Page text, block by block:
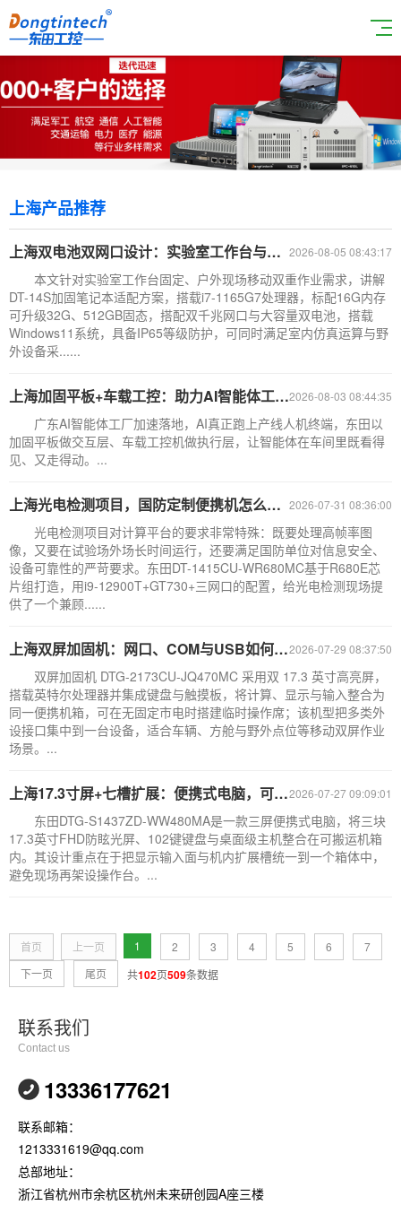
上海产品推荐
2026-08-05 08:43:17
上海双电池双网口设计：实验室工作台与外勤现场两用加固笔记本机型
本文针对实验室工作台固定、户外现场移动双重作业需求，讲解
DT-14S加固笔记本适配方案，搭载i7-1165G7处理器，标配16G内存
可升级32G、512GB固态，搭配双千兆网口与大容量双电池，搭载
Windows11系统，具备IP65等级防护，可同时满足室内仿真运算与野
外设备采......
2026-08-03 08:44:35
上海加固平板+车载工控：助力AI智能体工厂落地
广东AI智能体工厂加速落地，AI真正跑上产线人机终端，东田以
加固平板做交互层、车载工控机做执行层，让智能体在车间里既看得
见、又走得动。...
2026-07-31 08:36:00
上海光电检测项目，国防定制便携机怎么选？
光电检测项目对计算平台的要求非常特殊：既要处理高帧率图
像，又要在试验场外场长时间运行，还要满足国防单位对信息安全、
设备可靠性的严苛要求。东田DT-1415CU-WR680MC基于R680E芯
片组打造，用i9-12900T+GT730+三网口的配置，给光电检测现场提
供了一个兼顾......
2026-07-29 08:37:50
上海双屏加固机：网口、COM与USB如何按外设匹配｜DTG-2173CU-JQ470MC
双屏加固机 DTG-2173CU-JQ470MC 采用双 17.3 英寸高亮屏，
搭载英特尔处理器并集成键盘与触摸板，将计算、显示与输入整合为
同一便携机箱，可在无固定市电时搭建临时操作席；该机型把多类外
设接口集中到一台设备，适合车辆、方舱与野外点位等移动双屏作业
场景。...
2026-07-27 09:09:01
上海17.3寸屏+七槽扩展：便携式电脑，可移动至强平台
东田DTG-S1437ZD-WW480MA是一款三屏便携式电脑，将三块
17.3英寸FHD防眩光屏、102键键盘与桌面级主机整合在可搬运机箱
内。其设计重点在于把显示输入面与机内扩展槽统一到一个箱体中，
避免现场再架设操作台。...
首页 上一页 1 2 3 4 5 6
7
下一页
尾页 共102页509条数据
联系我们
Contact us
13336177621
联系邮箱：
1213331619@qq.com
总部地址：
浙江省杭州市余杭区杭州未来研创园A座三楼